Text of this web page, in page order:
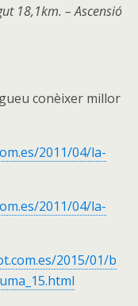
18,1km. – Ascensió
conèixer millor
2011/04/la-
2011/04/la-
2015/01/b